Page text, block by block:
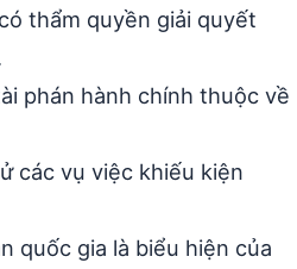
thẩm quyền giải quyết
phán hành chính thuộc về
các vụ việc khiếu kiện
quốc gia là biểu hiện của